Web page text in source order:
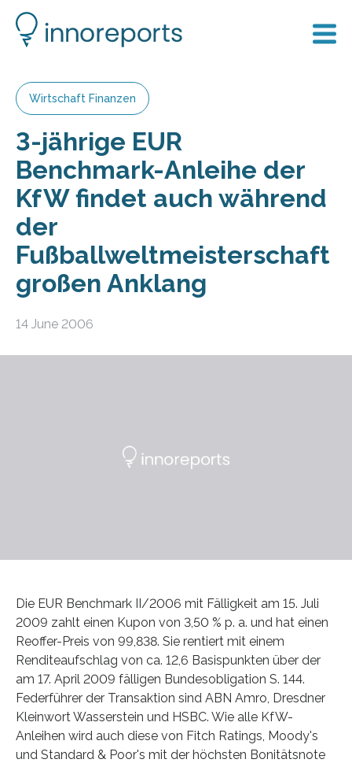
Wirtschaft Finanzen
3-jährige EUR
Benchmark-Anleihe der
KfW findet auch während
der
Fußballweltmeisterschaft
großen Anklang
14 June 2006
Die EUR Benchmark II/2006 mit Fälligkeit am 15. Juli
2009 zahlt einen Kupon von 3,50 % p. a. und hat einen
Reoffer-Preis von 99,838. Sie rentiert mit einem
Renditeaufschlag von ca. 12,6 Basispunkten über der
am 17. April 2009 fälligen Bundesobligation S. 144.
Federführer der Transaktion sind ABN Amro, Dresdner
Kleinwort Wasserstein und HSBC. Wie alle KfW-
Anleihen wird auch diese von Fitch Ratings, Moody's
und Standard & Poor's mit der höchsten Bonitätsnote